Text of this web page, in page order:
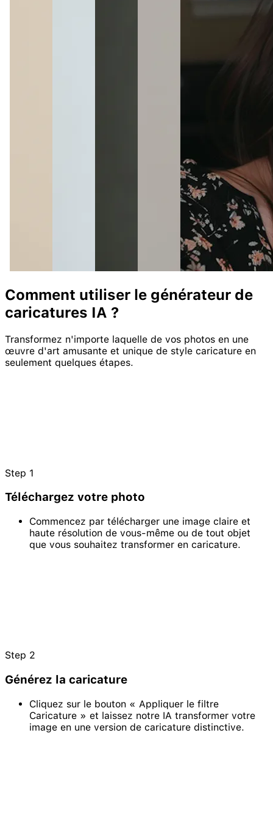
Comment utiliser le générateur de
caricatures IA ?
Transformez n'importe laquelle de vos photos en une
œuvre d'art amusante et unique de style caricature en
seulement quelques étapes.
Step 1
Téléchargez votre photo
Commencez par télécharger une image claire et
haute résolution de vous-même ou de tout objet
que vous souhaitez transformer en caricature.
Step 2
Générez la caricature
Cliquez sur le bouton « Appliquer le filtre
Caricature » et laissez notre IA transformer votre
image en une version de caricature distinctive.